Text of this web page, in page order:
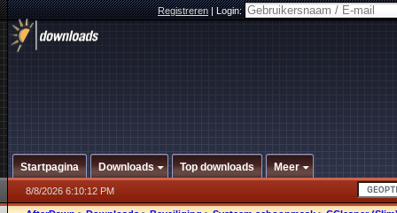
Registreren|Login:
Startpagina Downloads Top downloads Meer
8/8/2026 6:10:12 PM